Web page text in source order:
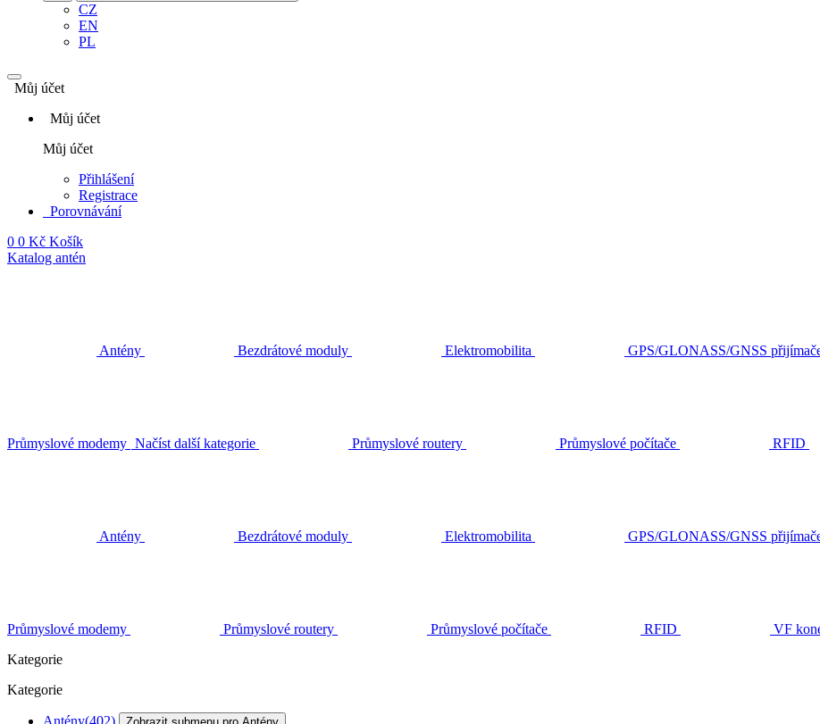
CZ
EN
PL
Můj účet
Můj účet
Můj účet
Přihlášení
Registrace
Porovnávání
0 0 Kč Košík
Katalog antén
Antény Bezdrátové moduly Elektromobilita GPS/GLONASS/GNSS
Průmyslové modemy Načíst další kategorie Průmyslové routery Průmyslové počítače RFID
Antény Bezdrátové moduly Elektromobilita GPS/GLONASS/GNSS
Průmyslové modemy Průmyslové routery Průmyslové počítače RFID VF
Kategorie
Kategorie
Antény(402)